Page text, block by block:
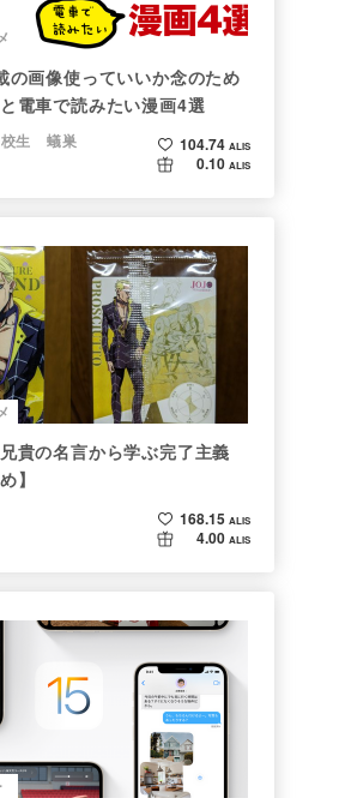
の画像使っていいか念のため
電車で読みたい漫画4選
校生 蟻巣
104.74 ALIS
0.10 ALIS
貴の名言から学ぶ完了主義
】
168.15 ALIS
4.00 ALIS